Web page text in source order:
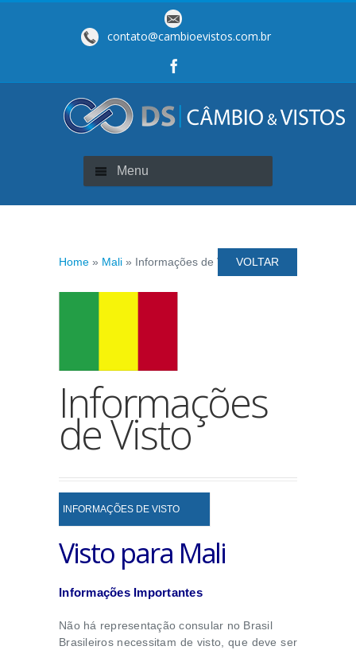
contato@cambioevistos.com.br
Menu
Home » Mali » Informações de VistoVOLTAR
Informações
de Visto
INFORMAÇÕES DE VISTO
Visto para Mali
Informações Importantes
Não há representação consular no Brasil
Brasileiros necessitam de visto, que deve ser